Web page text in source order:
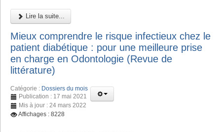
Lire la suite...
Mieux comprendre le risque infectieux chez le
patient diabétique : pour une meilleure prise
en charge en Odontologie (Revue de
littérature)
Catégorie : Dossiers du mois
Publication : 17 mai 2021
Mis à jour : 24 mars 2022
Affichages : 8228